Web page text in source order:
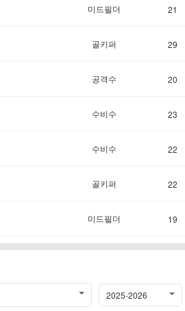
미드필더 21
골키퍼 29
공격수 20
수비수 23
수비수 22
골키퍼 22
미드필더 19
2025-2026